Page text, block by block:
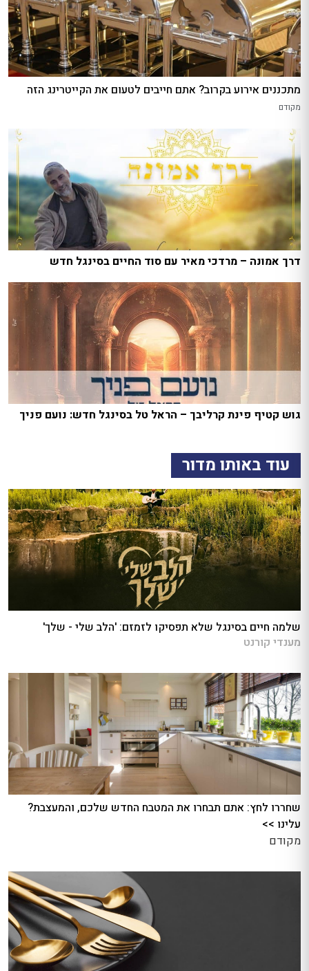
מתכננים אירוע בקרוב? אתם חייבים לטעום את הקייטרינג הזה
מקודם
דרך אמונה – מרדכי מאיר עם סוד החיים בסינגל חדש
גוש קטיף פינת קרליבך – הראל טל בסינגל חדש: נועם פניך
עוד באותו מדור
שלמה חיים בסינגל שלא תפסיקו לזמזם: 'הלב שלי - שלך'
מענדי קורנט
שחררו לחץ: אתם תבחרו את המטבח החדש שלכם, והמעצבת?
עלינו >>
מקודם